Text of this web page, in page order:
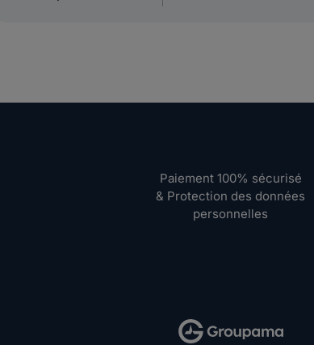
Paiement 100% sécurisé
& Protection des données
personnelles